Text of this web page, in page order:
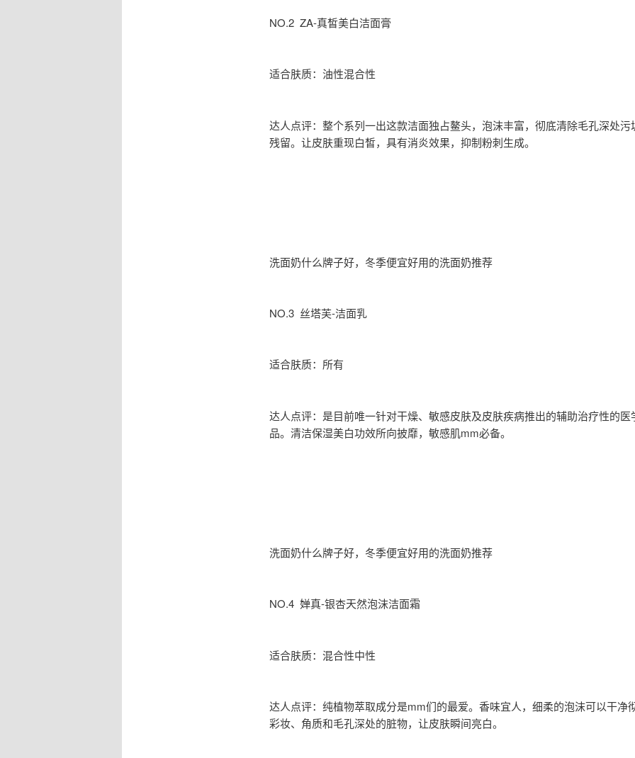
NO.2 ZA-真皙美白洁面膏
适合肤质：油性混合性
达人点评：整个系列一出这款洁面独占鳌头，泡沫丰富，彻底清除毛孔深处污
残留。让皮肤重现白皙，具有消炎效果，抑制粉刺生成。
洗面奶什么牌子好，冬季便宜好用的洗面奶推荐
NO.3 丝塔芙-洁面乳
适合肤质：所有
达人点评：是目前唯一针对干燥、敏感皮肤及皮肤疾病推出的辅助治疗性的医
品。清洁保湿美白功效所向披靡，敏感肌mm必备。
洗面奶什么牌子好，冬季便宜好用的洗面奶推荐
NO.4 婵真-银杏天然泡沫洁面霜
适合肤质：混合性中性
达人点评：纯植物萃取成分是mm们的最爱。香味宜人，细柔的泡沫可以干净
彩妆、角质和毛孔深处的脏物，让皮肤瞬间亮白。